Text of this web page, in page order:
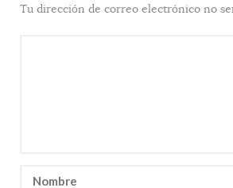
Tu dirección de correo electrónico no